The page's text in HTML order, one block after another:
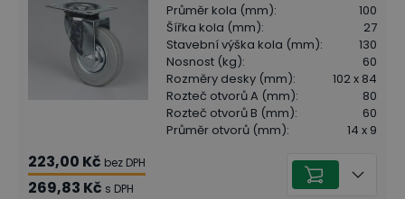
Průměr kola (mm):
100
Šířka kola (mm):
27
Stavební výška kola (mm):
130
Nosnost (kg):
60
Rozměry desky (mm):
102 x 84
Rozteč otvorů A (mm):
80
Rozteč otvorů B (mm):
60
Průměr otvorů (mm): 14 x 9
223,00 Kč bez DPH
269,83 Kč s DPH